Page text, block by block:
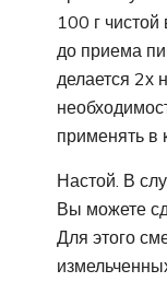
100 г
до приема
делается 2х
применять в
Настой. В
Вы можете
Для этого